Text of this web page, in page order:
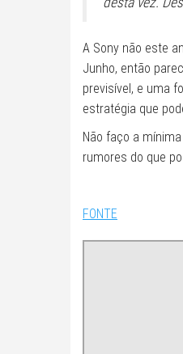
A Sony não este
Junho, então
previsível, e uma
estratégia que
Não faço a
rumores do que
FONTE